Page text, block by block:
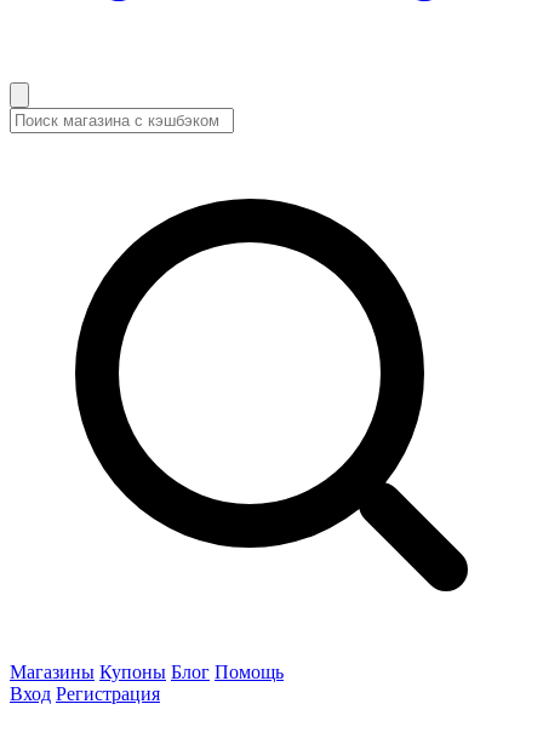
Магазины Купоны Блог Помощь
Вход Регистрация